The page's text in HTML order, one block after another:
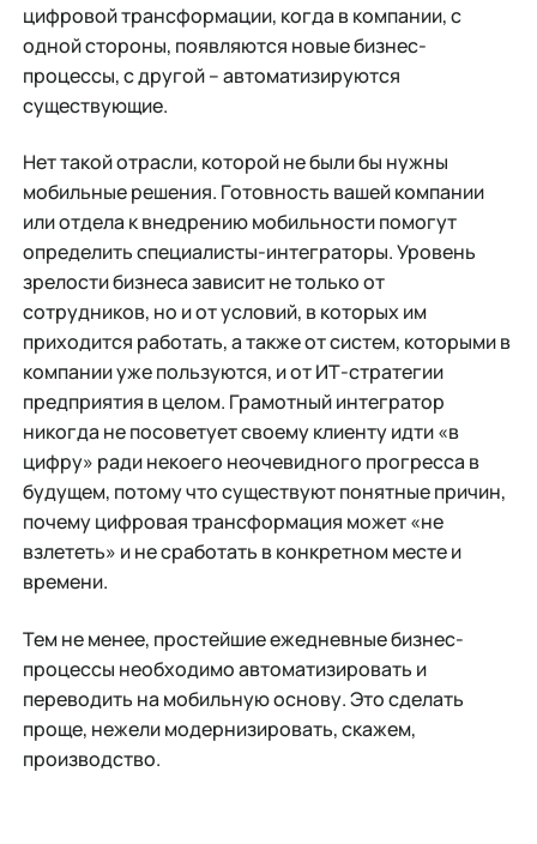
цифровой трансформации, когда в компании, с
одной стороны, появляются новые бизнес-
процессы, с другой – автоматизируются
существующие.
Нет такой отрасли, которой не были бы нужны
мобильные решения. Готовность вашей компании
или отдела к внедрению мобильности помогут
определить специалисты-интеграторы. Уровень
зрелости бизнеса зависит не только от
сотрудников, но и от условий, в которых им
приходится работать, а также от систем, которыми в
компании уже пользуются, и от ИТ-стратегии
предприятия в целом. Грамотный интегратор
никогда не посоветует своему клиенту идти «в
цифру» ради некоего неочевидного прогресса в
будущем, потому что существуют понятные причин,
почему цифровая трансформация может «не
взлететь» и не сработать в конкретном месте и
времени.
Тем не менее, простейшие ежедневные бизнес-
процессы необходимо автоматизировать и
переводить на мобильную основу. Это сделать
проще, нежели модернизировать, скажем,
производство.